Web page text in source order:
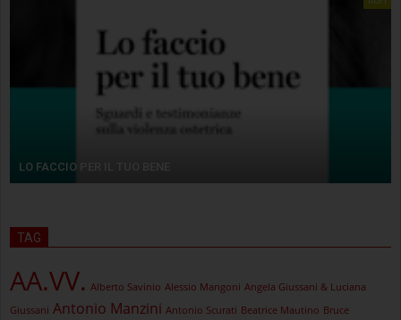
LO FACCIO PER IL TUO BENE
TAG
AA.VV. Alberto Savinio Alessio Mangoni Angela Giussani & Luciana
Giussani Antonio Manzini Antonio Scurati Beatrice Mautino Bruce